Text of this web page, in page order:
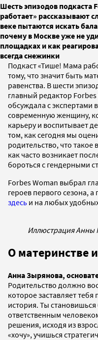
Шесть эпизодов подкаста
работает» рассказывают
веке пытаются искать
почему в Москве уже не
площадках и как
всегда снежинки
Подкаст «Тише! Мама
тому, что значит быть
равенства. В шести
главный редактор
обсуждала с
современную женщину,
карьеру и воспитывает
том, как сегодня мы
родительство, что
как часто возникает
бороться с гендерными
Forbes Woman выбрал
героев первого сезона,
здесь и на любых
Иллюстрация Анны
О материнстве
Анна Зырянова,
Родительство должно
которое заставляет
история. Ты
ответственным
решения, исходя из
«хочу», учишься